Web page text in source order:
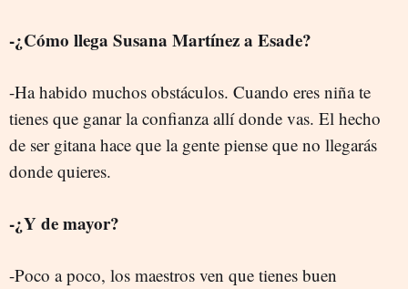
-¿Cómo llega Susana Martínez a Esade?
-Ha habido muchos obstáculos. Cuando eres niña te
tienes que ganar la confianza allí donde vas. El hecho
de ser gitana hace que la gente piense que no llegarás
donde quieres.
-¿Y de mayor?
-Poco a poco, los maestros ven que tienes buen